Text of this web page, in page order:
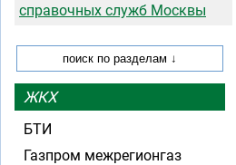
справочных служб Москвы
ЖКХ
БТИ
Газпром межрегионгаз